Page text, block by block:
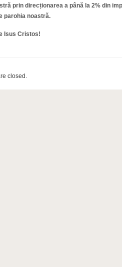
prin direcționarea a până la 2% din
parohia noastră.
Isus Cristos!
closed.